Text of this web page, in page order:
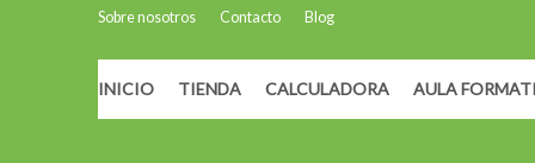
Sobre nosotros Contacto Blog
INICIO TIENDA CALCULADORA AULA